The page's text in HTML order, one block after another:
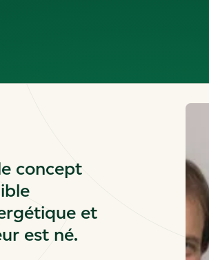
concept
et
est né.